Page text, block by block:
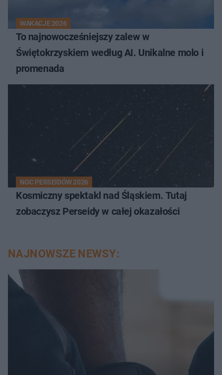
WAKACJE 2026
To najnowocześniejszy zalew w
Świętokrzyskiem według AI. Unikalne molo i
promenada
NOC PERSEIDÓW 2026
Kosmiczny spektakl nad Śląskiem. Tutaj
zobaczysz Perseidy w całej okazałości
NAJNOWSZE NEWSY: